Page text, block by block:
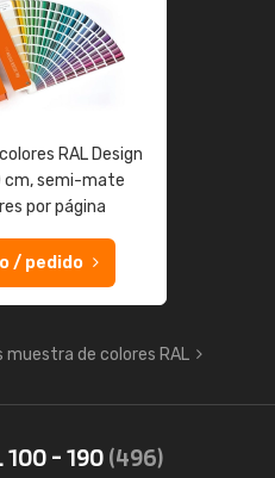
RAL Design
cm, semi-mate
por página
/ pedido
muestra de colores RAL
- 190(496)